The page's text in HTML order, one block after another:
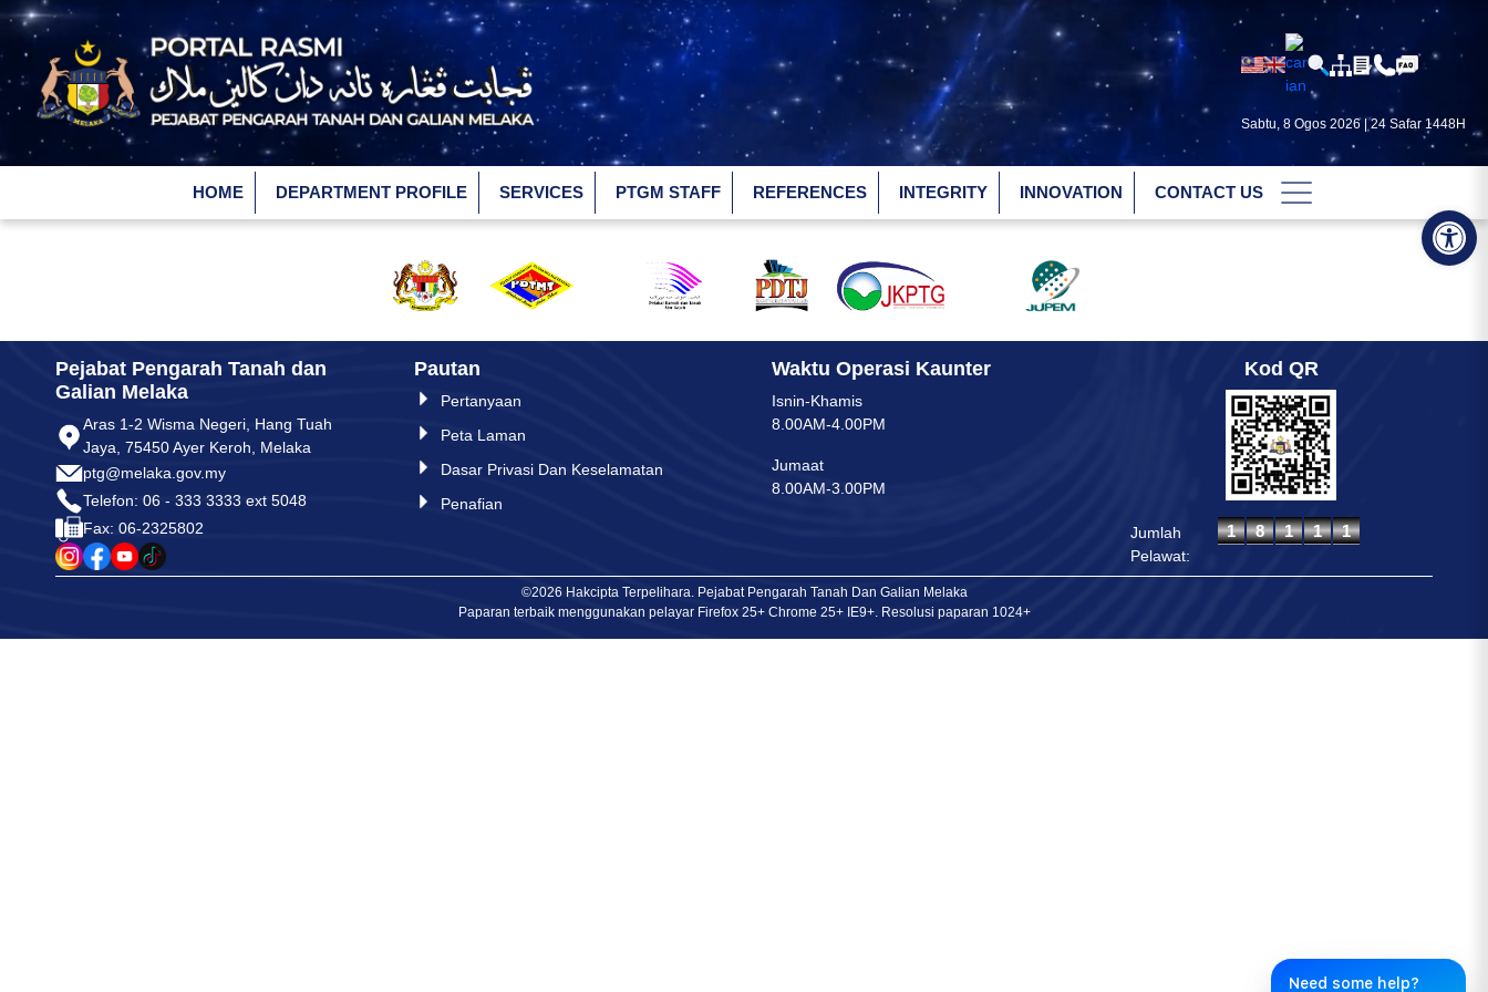
Skip to Main Content
Sabtu, 8 Ogos 2026 | 24 Safar 1448H
HOME DEPARTMENT PROFILE SERVICES PTGM STAFF REFERENCES INTEGRITY INNOVATION CONTACT US
Pejabat Pengarah Tanah dan
Galian Melaka
Aras 1-2 Wisma Negeri, Hang Tuah
Jaya, 75450 Ayer Keroh, Melaka
ptg@melaka.gov.my
Telefon: 06 - 333 3333 ext 5048
Fax: 06-2325802
Pautan
Pertanyaan
Peta Laman
Dasar Privasi Dan Keselamatan
Penafian
Waktu Operasi Kaunter
Isnin-Khamis
8.00AM-4.00PM
Jumaat
8.00AM-3.00PM
Kod QR
Jumlah
Pelawat:
©2026 Hakcipta Terpelihara. Pejabat Pengarah Tanah Dan Galian Melaka
Paparan terbaik menggunakan pelayar Firefox 25+ Chrome 25+ IE9+. Resolusi paparan 1024+
Need some help?